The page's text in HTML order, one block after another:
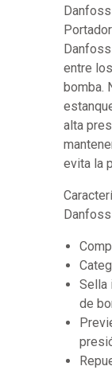
entre
bomba.
alta
evita la
Sella
de